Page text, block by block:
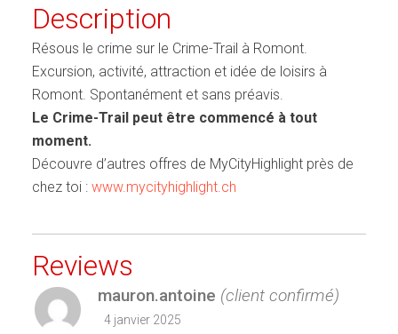
Description
Résous le crime sur le Crime-Trail à Romont.
Excursion, activité, attraction et idée de loisirs à
Romont. Spontanément et sans préavis.
Le Crime-Trail peut être commencé à tout
moment.
Découvre d’autres offres de MyCityHighlight près de
chez toi : www.mycityhighlight.ch
Reviews
mauron.antoine (client confirmé)
4 janvier 2025